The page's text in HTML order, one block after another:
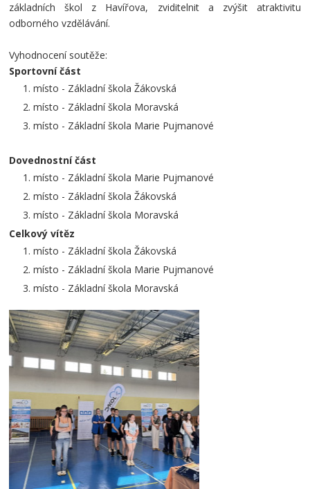
základních škol z Havířova, zviditelnit a zvýšit atraktivitu
odborného vzdělávání.
Vyhodnocení soutěže:
Sportovní část
místo - Základní škola Žákovská
místo - Základní škola Moravská
místo - Základní škola Marie Pujmanové
Dovednostní část
místo - Základní škola Marie Pujmanové
místo - Základní škola Žákovská
místo - Základní škola Moravská
Celkový vítěz
místo - Základní škola Žákovská
místo - Základní škola Marie Pujmanové
místo - Základní škola Moravská